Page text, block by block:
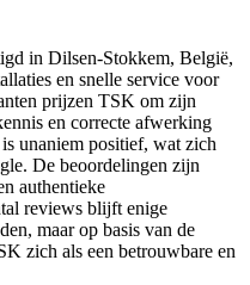
in Dilsen-Stokkem, België,
en snelle service voor
prijzen TSK om zijn
en correcte afwerking
unaniem positief, wat zich
De beoordelingen zijn
authentieke
reviews blijft enige
maar op basis van de
zich als een betrouwbare en